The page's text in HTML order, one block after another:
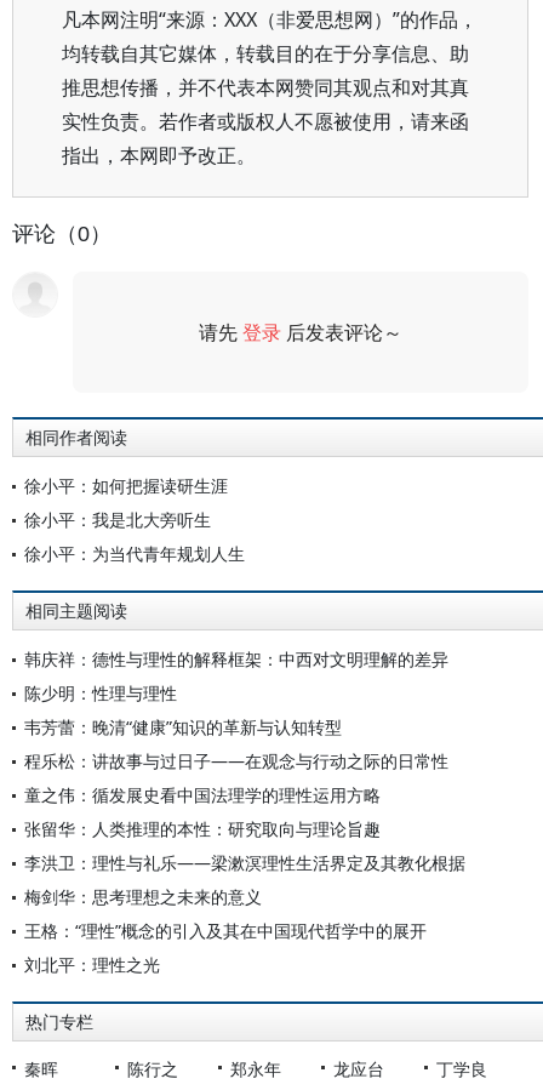
凡本网注明“来源：XXX（非爱思想网）”的作品，
均转载自其它媒体，转载目的在于分享信息、助
推思想传播，并不代表本网赞同其观点和对其真
实性负责。若作者或版权人不愿被使用，请来函
指出，本网即予改正。
评论（0）
请先登录 后发表评论～
相同作者阅读
徐小平：如何把握读研生涯
徐小平：我是北大旁听生
徐小平：为当代青年规划人生
相同主题阅读
韩庆祥：德性与理性的解释框架：中西对文明理解的差异
陈少明：性理与理性
韦芳蕾：晚清“健康”知识的革新与认知转型
程乐松：讲故事与过日子——在观念与行动之际的日常性
童之伟：循发展史看中国法理学的理性运用方略
张留华：人类推理的本性：研究取向与理论旨趣
李洪卫：理性与礼乐——梁漱溟理性生活界定及其教化根据
梅剑华：思考理想之未来的意义
王格：“理性”概念的引入及其在中国现代哲学中的展开
刘北平：理性之光
热门专栏
秦晖 陈行之 郑永年 龙应台
丁学良